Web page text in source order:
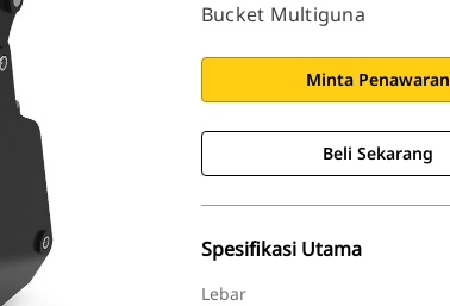
Bucket Multiguna
Minta Penawaran
Beli Sekarang
Spesifikasi Utama
Lebar